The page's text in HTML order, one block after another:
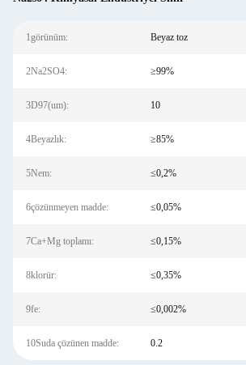
1görünüm: Beyaz toz
2Na2SO4: ≥99%
3D97(um): 10
4Beyazlık: ≥85%
5Nem: ≤0,2%
6çözünmeyen madde: ≤0,05%
7Ca+Mg toplamı: ≤0,15%
8klorür: ≤0,35%
9fe: ≤0,002%
10Suda çözünen madde: 0.2